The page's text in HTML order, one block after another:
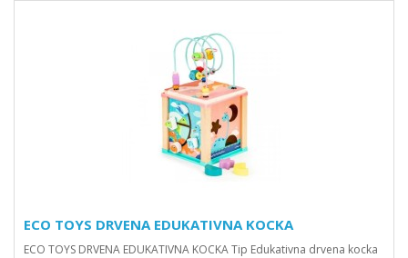
ECO TOYS DRVENA EDUKATIVNA KOCKA
ECO TOYS DRVENA EDUKATIVNA KOCKA Tip Edukativna drvena kocka